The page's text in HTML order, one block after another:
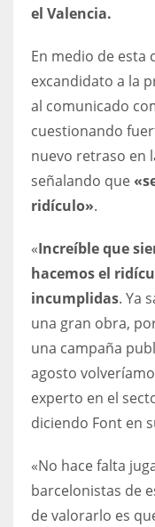
24
PIT
20
NE
16
NYG
24
MIA
DAL
el Valencia.
En medio de esta
excandidato a la
al comunicado
cuestionando
nuevo retraso en
señalando que
ridículo».
«Increíble que
hacemos el
incumplidas. Ya
una gran obra,
una campaña
agosto
experto en el
diciendo Font en
«No hace falta
barcelonistas de
de valorarlo es